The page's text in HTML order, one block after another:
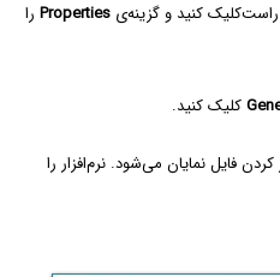
کنید و گزینه‌ی Properties را
کلیک کنید.
کردن فایل نمایان می‌شود. نرم‌افزار را